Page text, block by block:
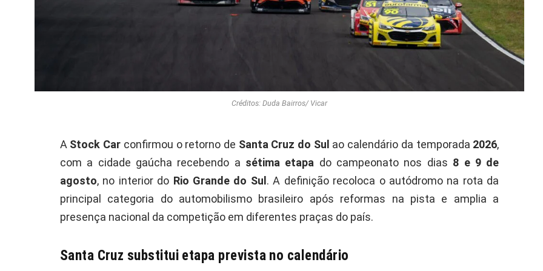
Créditos: Duda Bairros/ Vicar
A Stock Car confirmou o retorno de Santa Cruz do Sul ao calendário da temporada 2026,
com a cidade gaúcha recebendo a sétima etapa do campeonato nos dias 8 e 9 de
agosto, no interior do Rio Grande do Sul . A definição recoloca o autódromo na rota da
principal categoria do automobilismo brasileiro após reformas na pista e amplia a
presença nacional da competição em diferentes praças do país.
Santa Cruz substitui etapa prevista no calendário